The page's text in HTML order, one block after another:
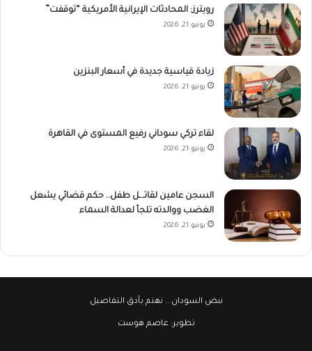
رويترز: المحادثات الإيرانية الأمريكية “توقفت”
يونيو 21, 2026
زيادة قياسية جديدة في أسعار البنزين
يونيو 21, 2026
لقاء تركي سوداني رفيع المستوى في القاهرة
يونيو 21, 2026
السجن عامين لقاتـ.ـل طفل.. حكم قضائي يشعل
الغضب ووالدته تلجأ لعدالة السماء
يونيو 21, 2026
نبض السودان .. نهتم بأدق التفاصيل
تطوير:عاصم هوست